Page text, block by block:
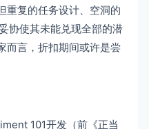
重复的任务设计、空洞的
协使其未能兑现全部的潜
而言，折扣期间或许是尝
101开发（前《正当